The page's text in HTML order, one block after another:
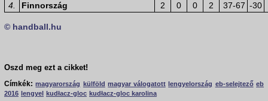
4.
Finnország 2 0 0 2 37-67 -30
© handball.hu
Oszd meg ezt a cikket!
Címkék: magyarország külföld magyar válogatott lengyelország eb-selejtező eb
2016 lengyel kudłacz-gloc kudłacz-gloc karolina